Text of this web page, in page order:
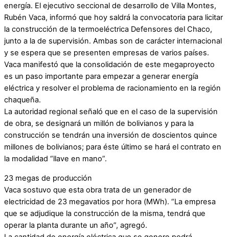
energía. El ejecutivo seccional de desarrollo de Villa Montes,
Rubén Vaca, informó que hoy saldrá la convocatoria para licitar
la construcción de la termoeléctrica Defensores del Chaco,
junto a la de supervisión. Ambas son de carácter internacional
y se espera que se presenten empresas de varios países.
Vaca manifestó que la consolidación de este megaproyecto
es un paso importante para empezar a generar energía
eléctrica y resolver el problema de racionamiento en la región
chaqueña.
La autoridad regional señaló que en el caso de la supervisión
de obra, se designará un millón de bolivianos y para la
construcción se tendrán una inversión de doscientos quince
millones de bolivianos; para éste último se hará el contrato en
la modalidad “llave en mano”.
23 megas de producción
Vaca sostuvo que esta obra trata de un generador de
electricidad de 23 megavatios por hora (MWh). “La empresa
que se adjudique la construcción de la misma, tendrá que
operar la planta durante un año”, agregó.